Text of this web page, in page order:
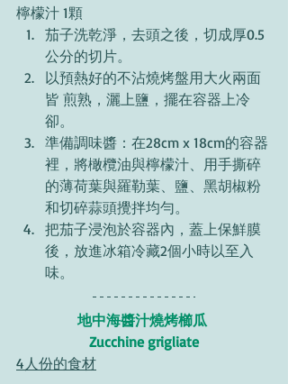
檸檬汁 1顆
茄子洗乾淨，去頭之後，切成厚0.5
公分的切片。
以預熱好的不沾燒烤盤用大火兩面
皆 煎熟，灑上鹽，擺在容器上冷
卻。
準備調味醬：在28cm x 18cm的容器
裡，將橄欖油與檸檬汁、用手撕碎
的薄荷葉與羅勒葉、鹽、黑胡椒粉
和切碎蒜頭攪拌均勻。
把茄子浸泡於容器內，蓋上保鮮膜
後，放進冰箱冷藏2個小時以至入
味。
地中海醬汁燒烤櫛瓜
Zucchine grigliate
4人份的食材